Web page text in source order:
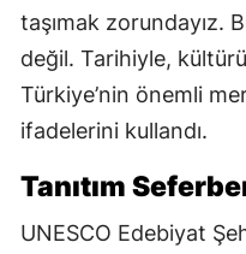
taşımak zorundayız.
değil. Tarihiyle,
Türkiye’nin önemli
ifadelerini kullandı.
Tanıtım
UNESCO Edebiyat